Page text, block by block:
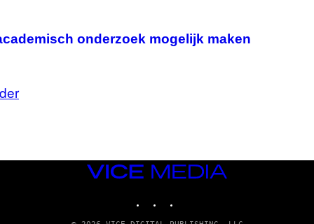
onderzoek mogelijk maken
VICE
MEDIA